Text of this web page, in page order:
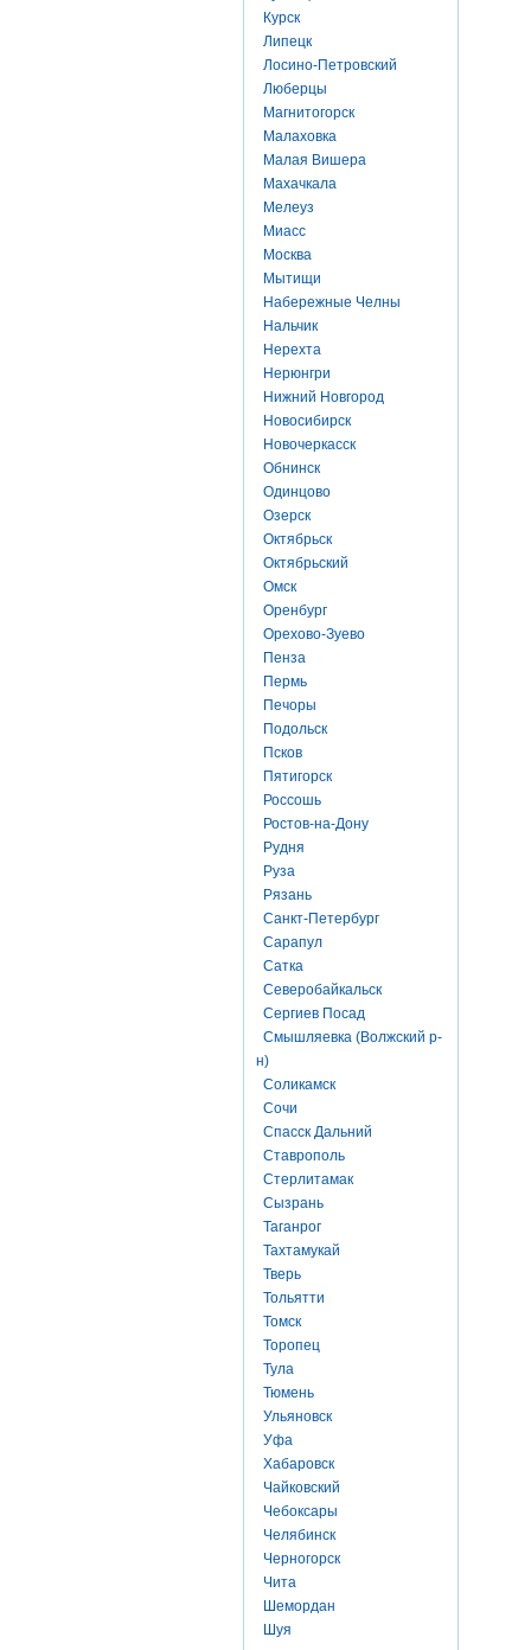
Курск
Липецк
Лосино-Петровский
Люберцы
Магнитогорск
Малаховка
Малая Вишера
Махачкала
Мелеуз
Миасс
Москва
Мытищи
Набережные Челны
Нальчик
Нерехта
Нерюнгри
Нижний Новгород
Новосибирск
Новочеркасск
Обнинск
Одинцово
Озерск
Октябрьск
Октябрьский
Омск
Оренбург
Орехово-Зуево
Пенза
Пермь
Печоры
Подольск
Псков
Пятигорск
Россошь
Ростов-на-Дону
Рудня
Руза
Рязань
Санкт-Петербург
Сарапул
Сатка
Северобайкальск
Сергиев Посад
Смышляевка (Волжский р-
н)
Соликамск
Сочи
Спасск Дальний
Ставрополь
Стерлитамак
Сызрань
Таганрог
Тахтамукай
Тверь
Тольятти
Томск
Торопец
Тула
Тюмень
Ульяновск
Уфа
Хабаровск
Чайковский
Чебоксары
Челябинск
Черногорск
Чита
Шемордан
Шуя